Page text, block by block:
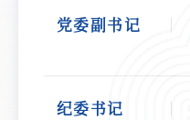
党委副书记
纪委书记